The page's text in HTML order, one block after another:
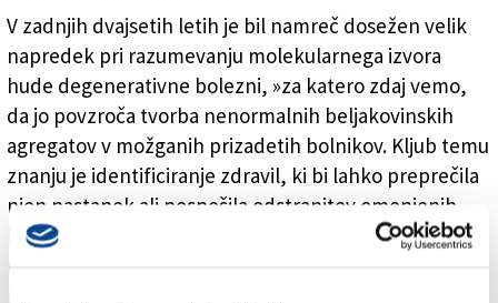
V zadnjih dvajsetih letih je bil namreč dosežen velik
napredek pri razumevanju molekularnega izvora
hude degenerativne bolezni, »za katero zdaj vemo,
da jo povzroča tvorba nenormalnih beljakovinskih
agregatov v možganih prizadetih bolnikov. Kljub temu
znanju je identificiranje zdravil, ki bi lahko preprečila
njen nastanek ali pospešila odstranitev omenjenih
beljakovinskih agregatov, izredno težko,» je pojasnil
raziskovalec. Videmčan je svoj doktorski naziv pridobil